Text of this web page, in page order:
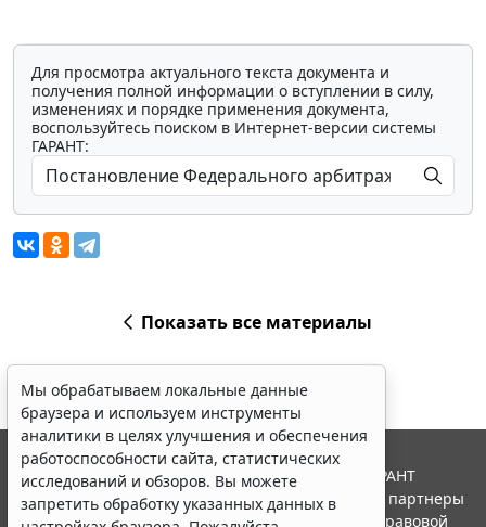
Для просмотра актуального текста документа и
получения полной информации о вступлении в силу,
изменениях и порядке применения документа,
воспользуйтесь поиском в Интернет-версии системы
ГАРАНТ:
Показать все материалы
Мы обрабатываем локальные данные
браузера и используем инструменты
аналитики в целях улучшения и обеспечения
работоспособности сайта, статистических
исследований и обзоров. Вы можете
запретить обработку указанных данных в
© ООО "НПП "ГАРАНТ-СЕРВИС", 2026. Система ГАРАНТ
выпускается с 1990 года. Компания "Гарант" и ее партнеры
являются участниками Российской ассоциации правовой